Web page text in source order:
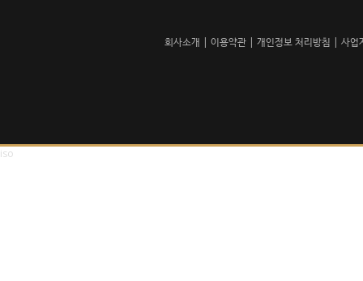
회사소개 | 이용약관| 개인정보 처리방침 | 사업
iso